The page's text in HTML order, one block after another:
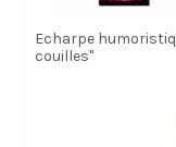
Echarpe
couilles"